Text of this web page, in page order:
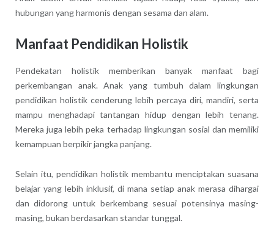
hubungan yang harmonis dengan sesama dan alam.
Manfaat Pendidikan Holistik
Pendekatan holistik memberikan banyak manfaat bagi
perkembangan anak. Anak yang tumbuh dalam lingkungan
pendidikan holistik cenderung lebih percaya diri, mandiri, serta
mampu menghadapi tantangan hidup dengan lebih tenang.
Mereka juga lebih peka terhadap lingkungan sosial dan memiliki
kemampuan berpikir jangka panjang.
Selain itu, pendidikan holistik membantu menciptakan suasana
belajar yang lebih inklusif, di mana setiap anak merasa dihargai
dan didorong untuk berkembang sesuai potensinya masing-
masing, bukan berdasarkan standar tunggal.